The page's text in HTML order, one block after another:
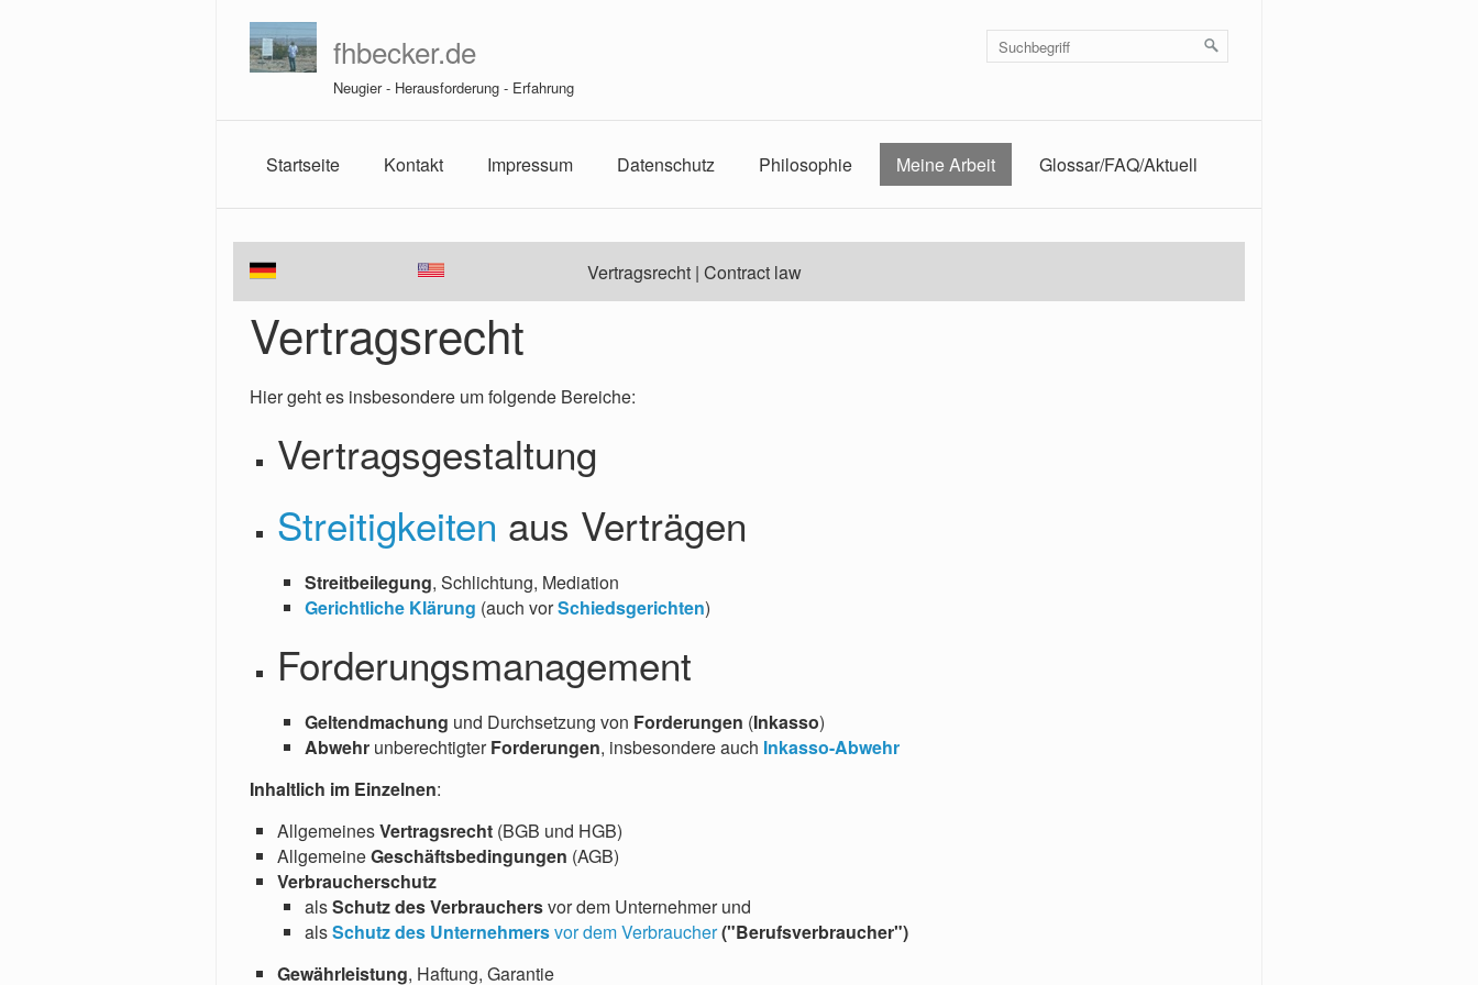
fhbecker.de
Neugier - Herausforderung - Erfahrung
Startseite Kontakt Impressum Datenschutz Philosophie Meine Arbeit Glossar/FAQ/Aktuell
Vertragsrecht | Contract law
Vertragsrecht
Hier geht es insbesondere um folgende Bereiche:
Vertragsgestaltung
Streitigkeiten aus Verträgen
Streitbeilegung, Schlichtung, Mediation
Gerichtliche Klärung (auch vorSchiedsgerichten)
Forderungsmanagement
Geltendmachung und Durchsetzung von Forderungen (Inkasso)
Abwehr unberechtigterForderungen, insbesondere auch Inkasso-Abwehr
Inhaltlich im Einzelnen:
AllgemeinesVertragsrecht (BGB und HGB)
AllgemeineGeschäftsbedingungen (AGB)
Verbraucherschutz
alsSchutz des Verbrauchersvor dem Unternehmer und
alsSchutz des Unternehmersvor dem Verbraucher("Berufsverbraucher")
Gewährleistung, Haftung, Garantie